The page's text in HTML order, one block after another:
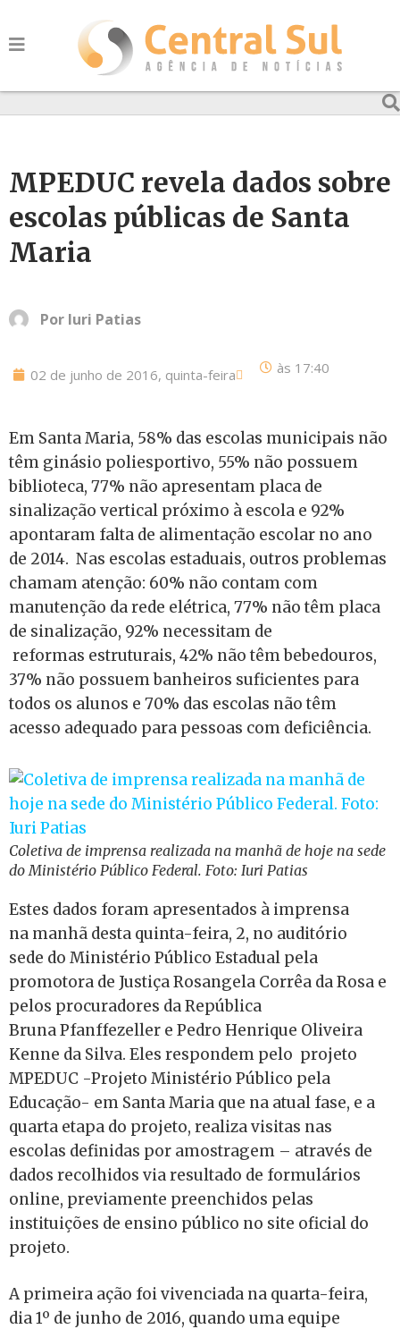
MPEDUC revela dados sobre
escolas públicas de Santa
Maria
Por Iuri Patias
02 de junho de 2016, quinta-feira às 17:40
Em Santa Maria, 58% das escolas municipais não
têm ginásio poliesportivo, 55% não possuem
biblioteca, 77% não apresentam placa de
sinalização vertical próximo à escola e 92%
apontaram falta de alimentação escolar no ano
de 2014. Nas escolas estaduais, outros problemas
chamam atenção: 60% não contam com
manutenção da rede elétrica, 77% não têm placa
de sinalização, 92% necessitam de
reformas estruturais, 42% não têm bebedouros,
37% não possuem banheiros suficientes para
todos os alunos e 70% das escolas não têm
acesso adequado para pessoas com deficiência.
Coletiva de imprensa realizada na manhã de hoje na sede
do Ministério Público Federal. Foto: Iuri Patias
Estes dados foram apresentados à imprensa
na manhã desta quinta-feira, 2, no auditório
sede do Ministério Público Estadual pela
promotora de Justiça Rosangela Corrêa da Rosa e
pelos procuradores da República
Bruna Pfanffezeller e Pedro Henrique Oliveira
Kenne da Silva. Eles respondem pelo projeto
MPEDUC -Projeto Ministério Público pela
Educação- em Santa Maria que na atual fase, e a
quarta etapa do projeto, realiza visitas nas
escolas definidas por amostragem – através de
dados recolhidos via resultado de formulários
online, previamente preenchidos pelas
instituições de ensino público no site oficial do
projeto.
A primeira ação foi vivenciada na quarta-feira,
dia 1º de junho de 2016, quando uma equipe